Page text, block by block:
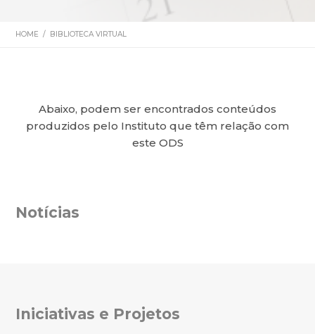
HOME / BIBLIOTECA VIRTUAL
Abaixo, podem ser encontrados conteúdos
produzidos pelo Instituto que têm relação com
este ODS
Notícias
Iniciativas e Projetos